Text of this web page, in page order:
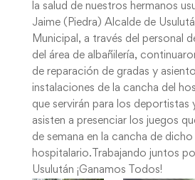
la salud de nuestros hermanos
Jaime (Piedra) Alcalde de
Municipal, a través del personal
del área de albañilería,
de reparación de gradas y
instalaciones de la cancha del
que servirán para los deportistas
asisten a presenciar los juegos
de semana en la cancha de
hospitalario.Trabajando juntos
Usulután ¡Ganamos Todos!